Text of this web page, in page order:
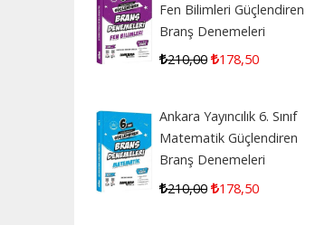
Fen Bilimleri Güçlendiren
Branş Denemeleri
210,00 178,50
Ankara Yayıncılık 6. Sınıf
Matematik Güçlendiren
Branş Denemeleri
210,00 178,50